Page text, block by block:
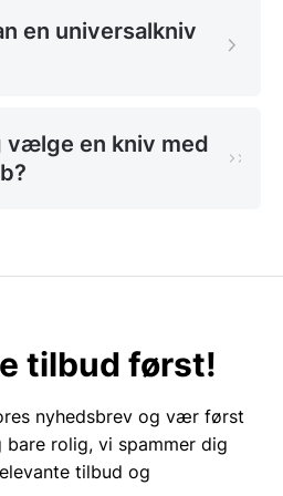
at give optimal kontrol og
med
japanske universalknive ,
skarpe og lette blade, og
der udmærker sig
greb er særlig
en universalkniv
vælge en kniv med
tilbud først!
nyhedsbrev og vær først
rolig, vi spammer dig
tilbud og